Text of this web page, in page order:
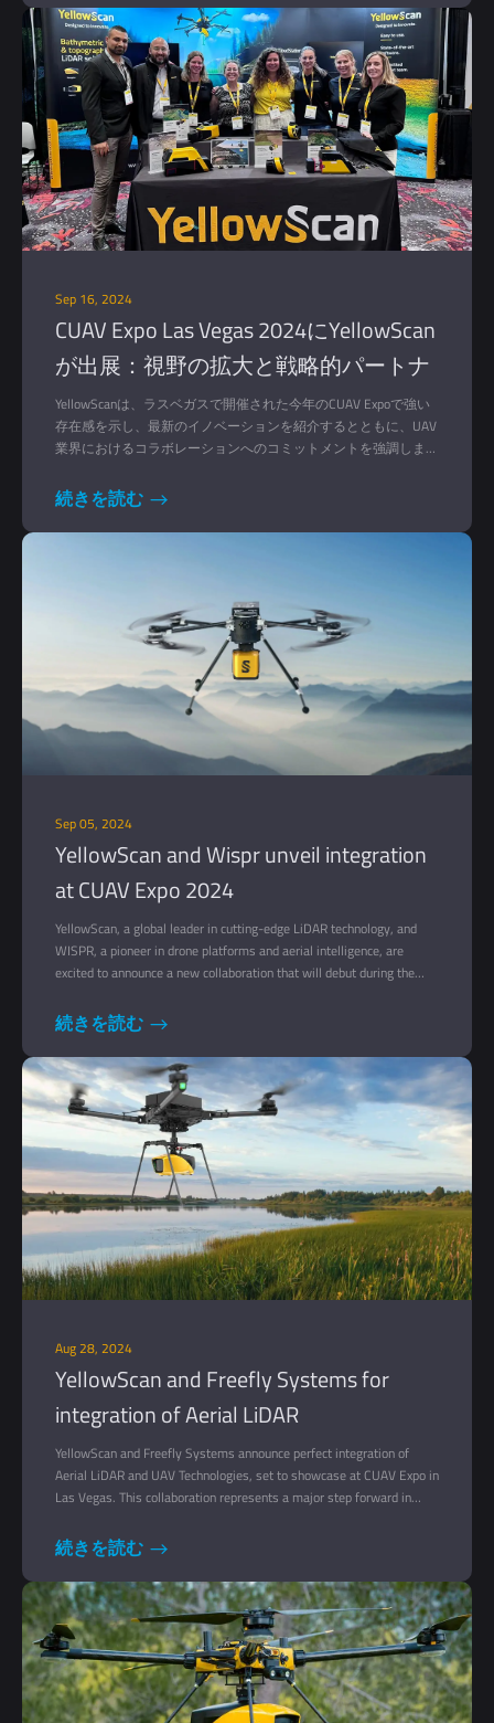
Sep 16, 2024
CUAV Expo Las Vegas 2024にYellowScan
が出展：視野の拡大と戦略的パートナ
ーシップの構築
YellowScanは、ラスベガスで開催された今年のCUAV Expoで強い
存在感を示し、最新のイノベーションを紹介するとともに、UAV
業界におけるコラボレーションへのコミットメントを強調しまし
で知られるこのイベントは、私たちのエコシステムをアピールす
る絶好の場だった。
続きを読む
Sep 05, 2024
YellowScan and Wispr unveil integration
at CUAV Expo 2024
YellowScan, a global leader in cutting-edge LiDAR technology, and
WISPR, a pioneer in drone platforms and aerial intelligence, are
excited to announce a new collaboration that will debut during the
続きを読む
Aug 28, 2024
YellowScan and Freefly Systems for
integration of Aerial LiDAR
YellowScan and Freefly Systems announce perfect integration of
Aerial LiDAR and UAV Technologies, set to showcase at CUAV Expo in
Las Vegas. This collaboration represents a major step forward in
of UAV manufacturers.
続きを読む